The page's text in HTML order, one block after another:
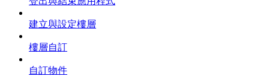
建立與設定樓層
樓層自訂
自訂物件